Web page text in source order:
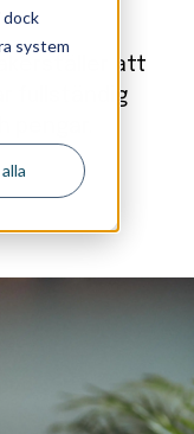
dock
system
att
fullständig
pengar.